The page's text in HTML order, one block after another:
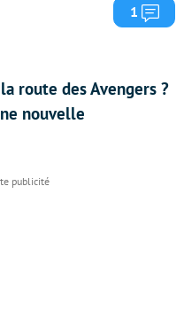
1
route des Avengers ?
nouvelle